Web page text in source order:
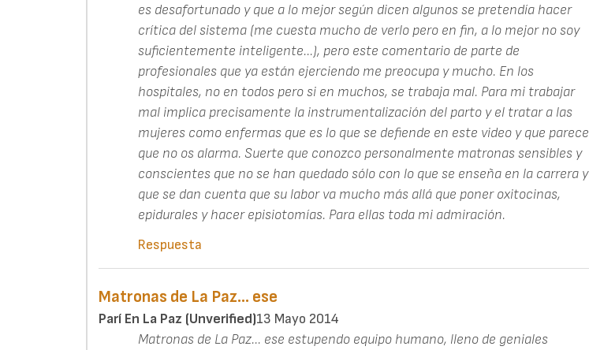
es desafortunado y que a lo mejor según dicen algunos se pretendía hacer
crítica del sistema (me cuesta mucho de verlo pero en fin, a lo mejor no soy
suficientemente inteligente...), pero este comentario de parte de
profesionales que ya están ejerciendo me preocupa y mucho. En los
hospitales, no en todos pero si en muchos, se trabaja mal. Para mi trabajar
mal implica precisamente la instrumentalización del parto y el tratar a las
mujeres como enfermas que es lo que se defiende en este video y que parece
que no os alarma. Suerte que conozco personalmente matronas sensibles y
conscientes que no se han quedado sólo con lo que se enseña en la carrera y
que se dan cuenta que su labor va mucho más allá que poner oxitocinas,
epidurales y hacer episiotomías. Para ellas toda mi admiración.
Respuesta
Matronas de La Paz... ese
Parí En La Paz (unverified)13 Mayo 2014
Matronas de La Paz... ese estupendo equipo humano, lleno de geniales